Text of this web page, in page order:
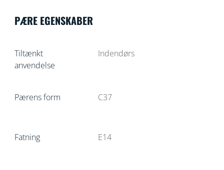
PÆRE EGENSKABER
Tiltænkt
anvendelse
Indendørs
Pærens form C37
Fatning E14